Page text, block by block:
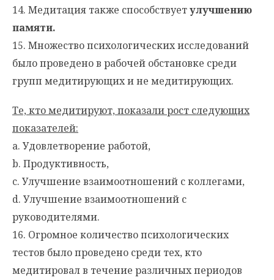
14. Медитация также способствуетулучшению
памяти.
15. Множество психологических исследований
было проведено в рабочей обстановке среди
групп медитирующих и не медитирующих.
Те, кто медитируют, показали рост следующих
показателей:
a. Удовлетворение работой,
b. Продуктивность,
c. Улучшение взаимоотношений с коллегами,
d. Улучшение взаимоотношений с
руководителями.
16. Огромное количество психологических
тестов было проведено среди тех, кто
медитировал в течение различных периодов